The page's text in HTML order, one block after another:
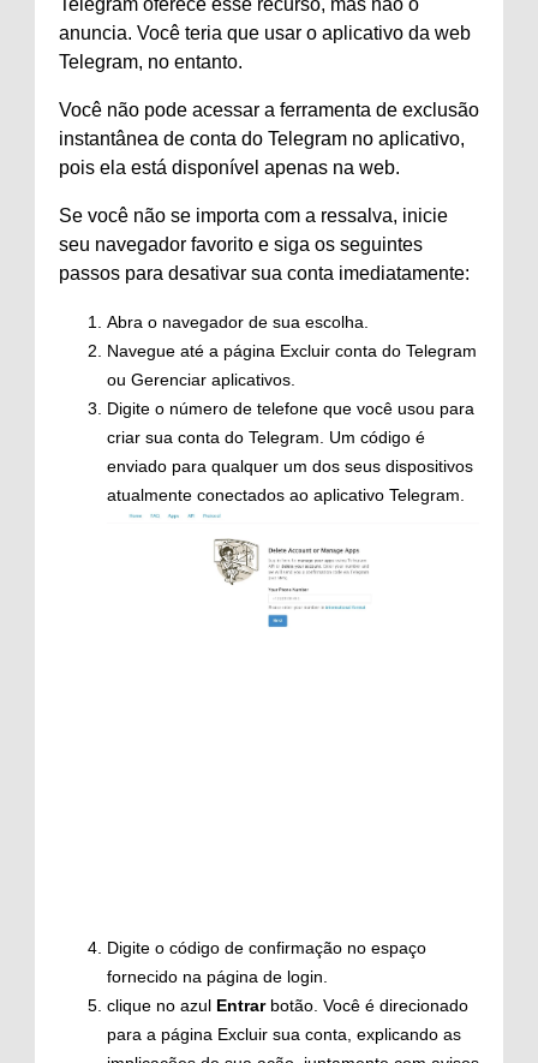
Telegram oferece esse recurso, mas não o
anuncia. Você teria que usar o aplicativo da web
Telegram, no entanto.
Você não pode acessar a ferramenta de exclusão
instantânea de conta do Telegram no aplicativo,
pois ela está disponível apenas na web.
Se você não se importa com a ressalva, inicie
seu navegador favorito e siga os seguintes
passos para desativar sua conta imediatamente:
Abra o navegador de sua escolha.
Navegue até a página Excluir conta do Telegram
ou Gerenciar aplicativos.
Digite o número de telefone que você usou para
criar sua conta do Telegram. Um código é
enviado para qualquer um dos seus dispositivos
atualmente conectados ao aplicativo Telegram.
Digite o código de confirmação no espaço
fornecido na página de login.
clique no azul Entrar botão. Você é direcionado
para a página Excluir sua conta, explicando as